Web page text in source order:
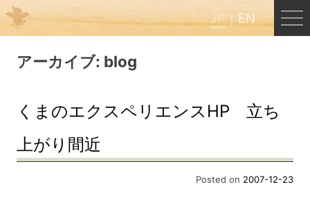
JP EN
Menu
JP EN
HOME
アーカイブ: blog
くまのエクスペリエンスHP 立ち
上がり間近
Posted on 2007-12-23